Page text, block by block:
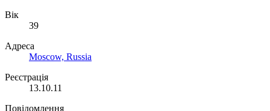
Вік
39
Адреса
Moscow, Russia
Реєстрація
13.10.11
Повідомлення